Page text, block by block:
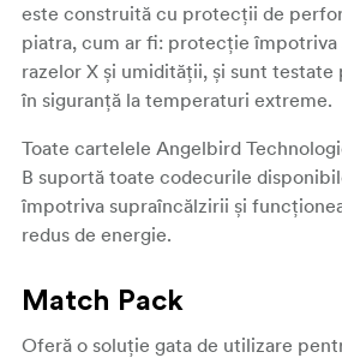
este construită cu protecții de
piatra, cum ar fi: protecție
razelor X și umidității, și sunt
în siguranță la temperaturi extreme.
Toate cartelele Angelbird
B suportă toate codecurile
împotriva supraîncălzirii și
redus de energie.
Match Pack
Oferă o soluție gata de utilizare